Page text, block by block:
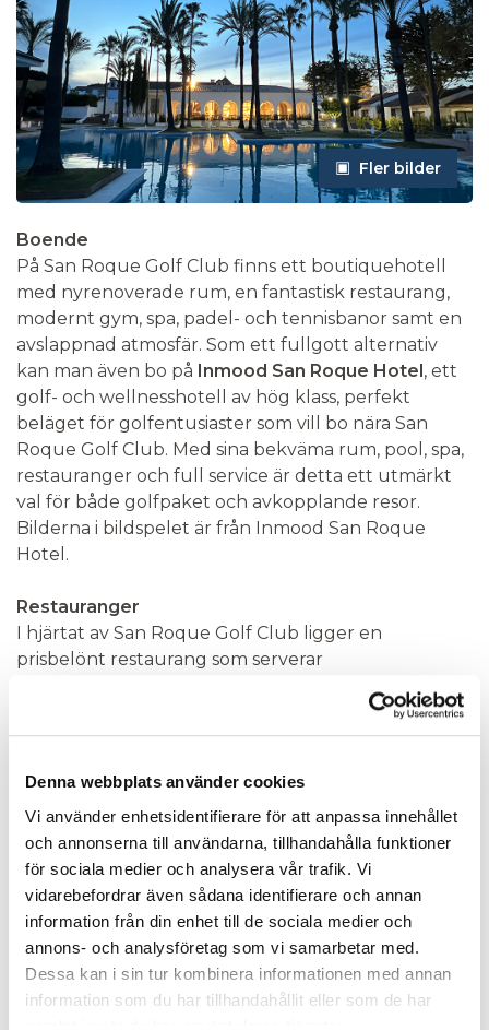
Denna webbplats använder cookies
Vi använder enhetsidentifierare för att anpassa innehållet
och annonserna till användarna, tillhandahålla funktioner
för sociala medier och analysera vår trafik. Vi
vidarebefordrar även sådana identifierare och annan
information från din enhet till de sociala medier och
annons- och analysföretag som vi samarbetar med.
Dessa kan i sin tur kombinera informationen med annan
information som du har tillhandahållit eller som de har
Fler bilder
Boende
På San Roque Golf Club finns ett boutiquehotell
med nyrenoverade rum, en fantastisk restaurang,
modernt gym, spa, padel- och tennisbanor samt en
avslappnad atmosfär. Som ett fullgott alternativ
kan man även bo på Inmood San Roque Hotel, ett
golf- och wellnesshotell av hög klass, perfekt
beläget för golfentusiaster som vill bo nära San
Roque Golf Club. Med sina bekväma rum, pool, spa,
restauranger och full service är detta ett utmärkt
val för både golfpaket och avkopplande resor.
Bilderna i bildspelet är från Inmood San Roque
Hotel.
Restauranger
I hjärtat av San Roque Golf Club ligger en
prisbelönt restaurang som serverar
Klubbhuset erbjuder även enklare måltider, snacks
och drycker före eller efter rundan. På InMood San
San Roque Gardens Restaurant serverar
"traditionell medelhavsmat med en innovativ
touch". I närheten finns också ett brett utbud av
gastronomiska upplevelser i Sotogrande, San
Roque och Marbella.
Fakta/Faciliteter
Bar/Lounge
Ja